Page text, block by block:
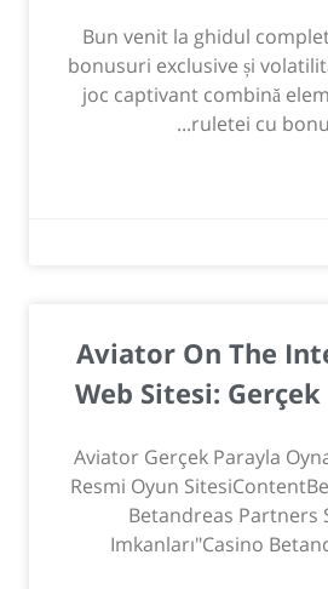
Bun venit la ghidul
bonusuri exclusive și
joc captivant combină
ruletei cu
Aviator On The
Web Sitesi:
Aviator Gerçek Parayla
Resmi Oyun
Betandreas Partners
Imkanları"Casino